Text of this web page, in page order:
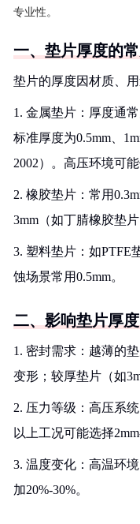
专业性。
一、垫片厚度的
垫片的厚度因材质、
1. 金属垫片：厚度通
标准厚度为0.5mm、
2002）。高压环境可
2. 橡胶垫片：常用
3mm（如丁腈橡胶垫片
3. 塑料垫片：如PTFE
蚀场景常用0.5mm。
二、影响垫片厚
1. 密封需求：越薄的
变形；较厚垫片（如
2. 压力等级：高压系
以上工况可能选择
3. 温度变化：高温环
加20%-30%。